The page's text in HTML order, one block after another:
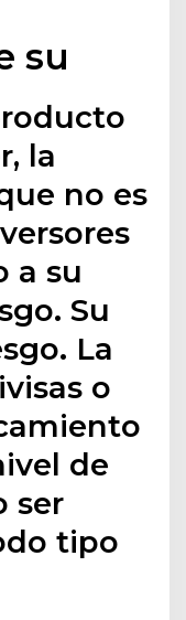
su
la
no es
a su
Su
La
o
de
ser
tipo